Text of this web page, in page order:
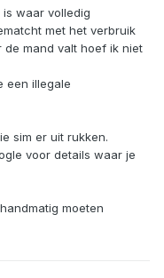
waar volledig
met het verbruik
mand valt hoef ik niet
een illegale
sim er uit rukken.
voor details waar je
moeten